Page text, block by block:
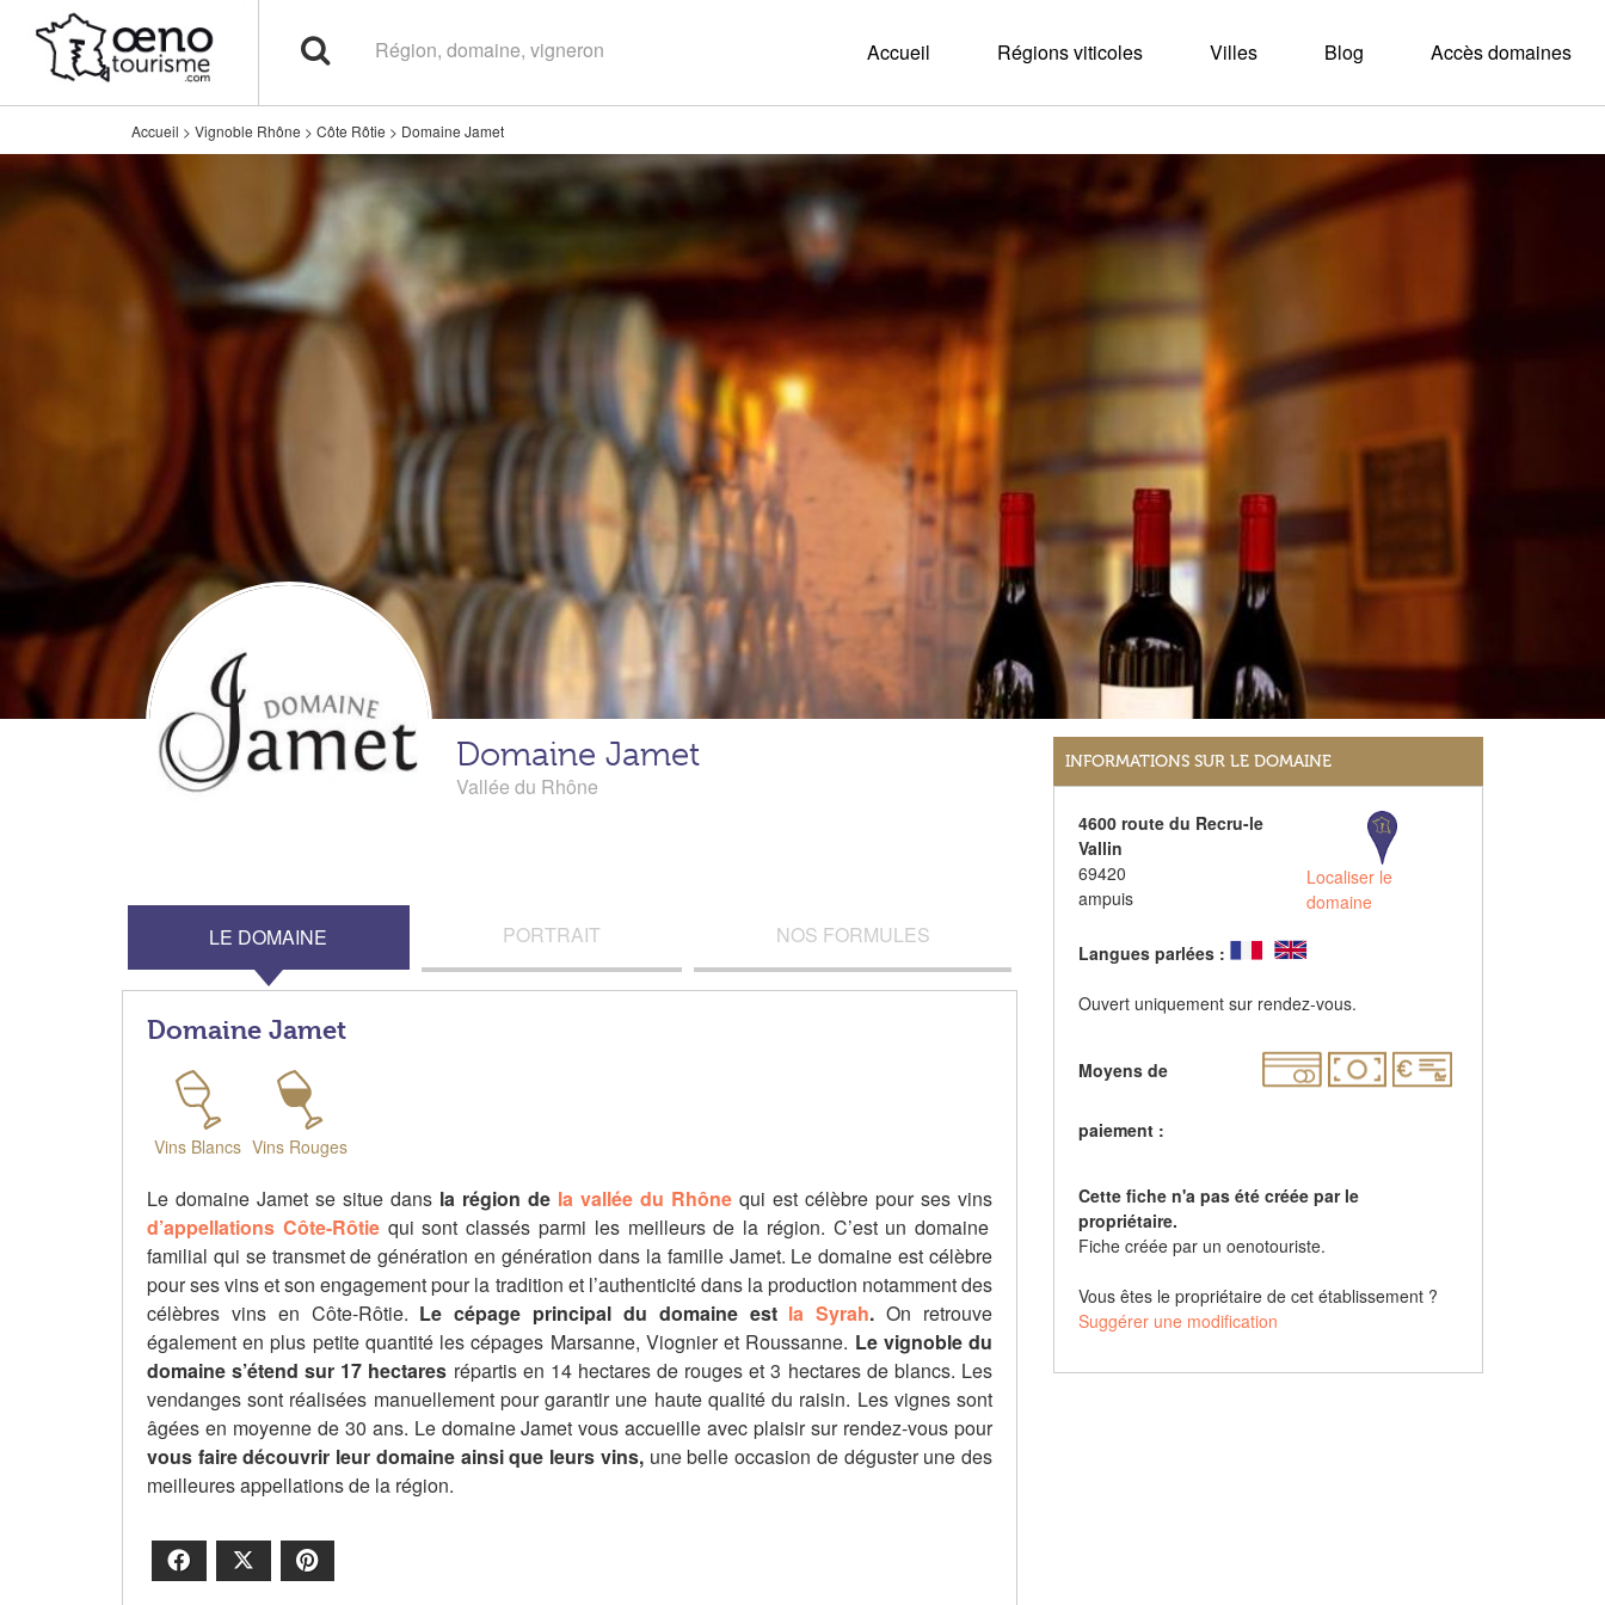
Accueil Régions viticoles Villes Blog Accès domaines
Accueil > Vignoble Rhône > Côte Rôtie > Domaine Jamet
Domaine Jamet
Vallée du Rhône
LE DOMAINE PORTRAIT NOS FORMULES
Domaine Jamet
Vins Blancs Vins Rouges
Le domaine Jamet se situe dans la région de la vallée du Rhône qui est célèbre pour ses vins
d’appellations Côte-Rôtie qui sont classés parmi les meilleurs de la région. C’est un domaine
familial qui se transmet de génération en génération dans la famille Jamet. Le domaine est célèbre
pour ses vins et son engagement pour la tradition et l’authenticité dans la production notamment des
célèbres vins en Côte-Rôtie. Le cépage principal du domaine est la Syrah. On retrouve
également en plus petite quantité les cépages Marsanne, Viognier et Roussanne. Le vignoble du
domaine s’étend sur 17 hectares répartis en 14 hectares de rouges et 3 hectares de blancs. Les
vendanges sont réalisées manuellement pour garantir une haute qualité du raisin. Les vignes sont
âgées en moyenne de 30 ans. Le domaine Jamet vous accueille avec plaisir sur rendez-vous pour
vous faire découvrir leur domaine ainsi que leurs vins,une belle occasion de déguster une des
meilleures appellations de la région.
Facebook
INFORMATIONS SUR LE DOMAINE
4600 route du Recru-le
Vallin
69420
ampuis
Localiser le
domaine
Langues parlées :
Ouvert uniquement sur rendez-vous.
Moyens de
paiement :
Cette fiche n'a pas été créée par le
propriétaire.
Fiche créée par un oenotouriste.
Vous êtes le propriétaire de cet établissement ?
Suggérer une modification